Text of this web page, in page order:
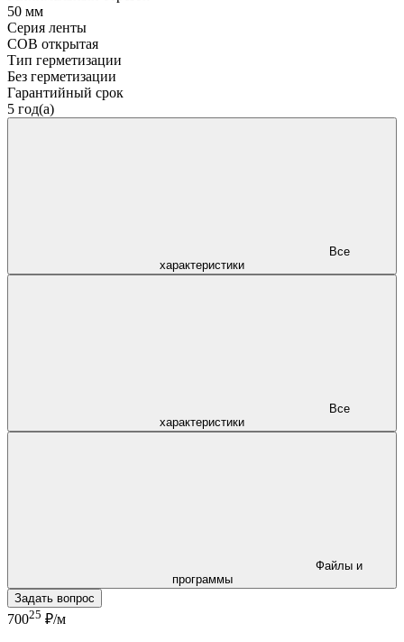
50 мм
Серия ленты
COB открытая
Тип герметизации
Без герметизации
Гарантийный срок
5 год(а)
характеристики
характеристики
программы
Задать вопрос
70025 ₽/м